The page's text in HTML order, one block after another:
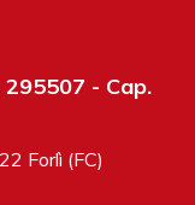
295507 - Cap.
Forlì (FC)